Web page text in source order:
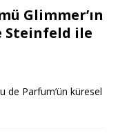
Glimmer’ın
Steinfeld ile
de Parfum’ün küresel